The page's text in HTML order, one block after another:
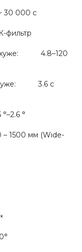
30 000 с
фильтр
хуже: 4.8–120
хуже: 3.6 с
°
– 1500 мм (Wide-